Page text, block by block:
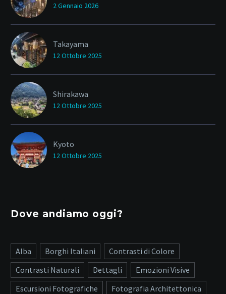
2 Gennaio 2026
Takayama
12 Ottobre 2025
Shirakawa
12 Ottobre 2025
Kyoto
12 Ottobre 2025
Dove andiamo oggi?
Alba Borghi Italiani
Contrasti di Colore
Contrasti Naturali
Dettagli
Emozioni Visive
Escursioni Fotografiche
Fotografia Architettonica